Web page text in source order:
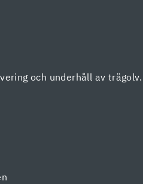
och underhåll av trägolv.